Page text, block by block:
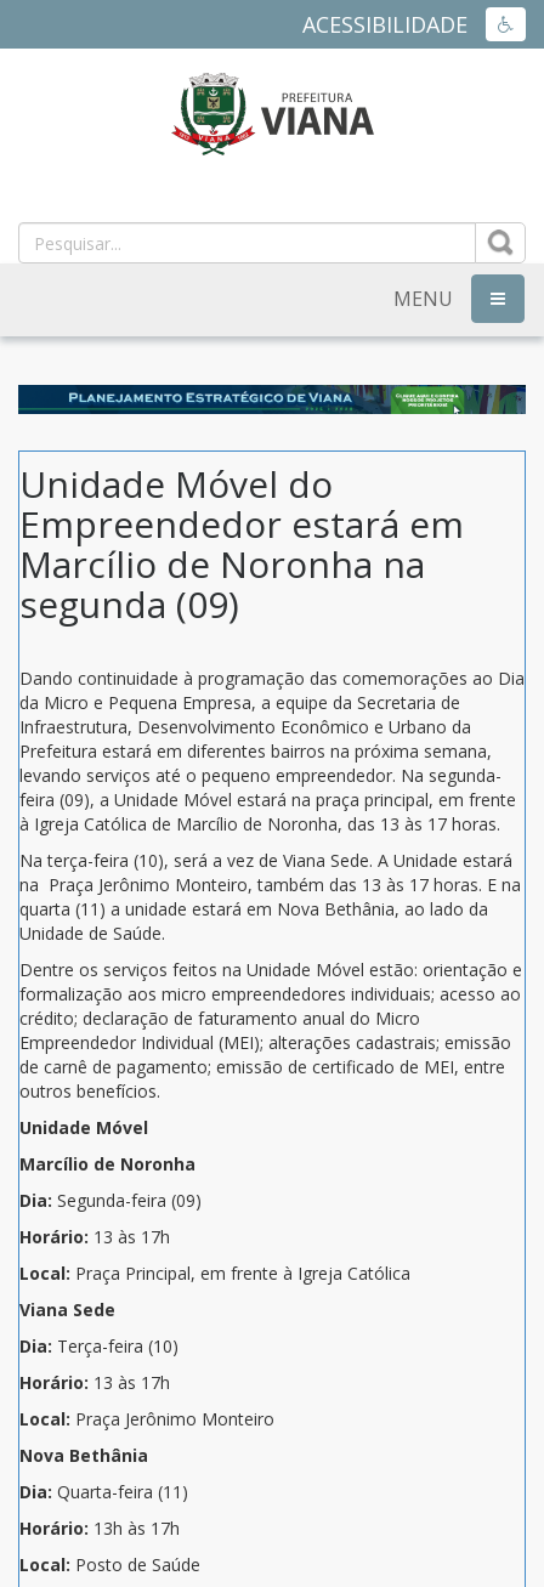
ACESSIBILIDADE
MUNICIPAL
DE
VIANA
ES
MENU
Unidade Móvel do
Empreendedor estará em
Marcílio de Noronha na
segunda (09)
Dando continuidade à programação das comemorações ao Dia
da Micro e Pequena Empresa, a equipe da Secretaria de
Infraestrutura, Desenvolvimento Econômico e Urbano da
Prefeitura estará em diferentes bairros na próxima semana,
levando serviços até o pequeno empreendedor. Na segunda-
feira (09), a Unidade Móvel estará na praça principal, em frente
à Igreja Católica de Marcílio de Noronha, das 13 às 17 horas.
Na terça-feira (10), será a vez de Viana Sede. A Unidade estará
na Praça Jerônimo Monteiro, também das 13 às 17 horas. E na
quarta (11) a unidade estará em Nova Bethânia, ao lado da
Unidade de Saúde.
Dentre os serviços feitos na Unidade Móvel estão: orientação e
formalização aos micro empreendedores individuais; acesso ao
crédito; declaração de faturamento anual do Micro
Empreendedor Individual (MEI); alterações cadastrais; emissão
de carnê de pagamento; emissão de certificado de MEI, entre
outros benefícios.
Unidade Móvel
Marcílio de Noronha
Dia: Segunda-feira (09)
Horário: 13 às 17h
Local: Praça Principal, em frente à Igreja Católica
Viana Sede
Dia: Terça-feira (10)
Horário: 13 às 17h
Local: Praça Jerônimo Monteiro
Nova Bethânia
Dia: Quarta-feira (11)
Horário: 13h às 17h
Local: Posto de Saúde